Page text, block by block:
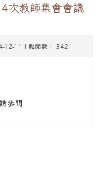
次教師集會會議
12-11 | 點閱數： 342
參閱